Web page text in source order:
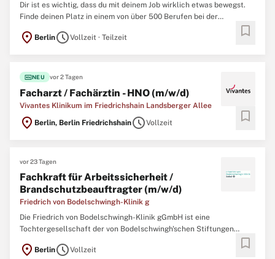
Dir ist es wichtig, dass du mit deinem Job wirklich etwas bewegst.
Finde deinen Platz in einem von über 500 Berufen bei der
Deutschen Bahn. Wir bieten Profis und Berufsstarter:innen sichere
Jobs mit Zukunftsperspektiven. Bewirb dich jetzt für ein Team, das
location_on BerlinscheduleVollzeit · Teilzeit bookmark
fiber_newNEU vor 2 Tagen
Facharzt / Fachärztin - HNO (m/w/d)
Vivantes Klinikum im Friedrichshain Landsberger Allee
location_on Berlin, Berlin FriedrichshainscheduleVollzeit bookmark
vor 23 Tagen
Fachkraft für Arbeitssicherheit /
Brandschutzbeauftragter (m/w/d)
Friedrich von Bodelschwingh-Klinik g
Die Friedrich von Bodelschwingh-Klinik gGmbH ist eine
Tochtergesellschaft der von Bodelschwingh'schen Stiftungen
Verbünde Europas. Die Friedrich von Bodelschwingh-Klinik für
location_on BerlinscheduleVollzeit bookmark